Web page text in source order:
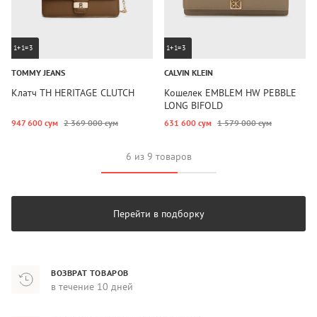
1+1=3
TOMMY JEANS
Клатч TH HERITAGE CLUTCH
947 600 сум 2 369 000 сум
1+1=3
CALVIN KLEIN
Кошелек EMBLEM HW PEBBLE
LONG BIFOLD
631 600 сум 1 579 000 сум
6 из 9 товаров
Перейти в подборку
ВОЗВРАТ ТОВАРОВ
в течение 10 дней